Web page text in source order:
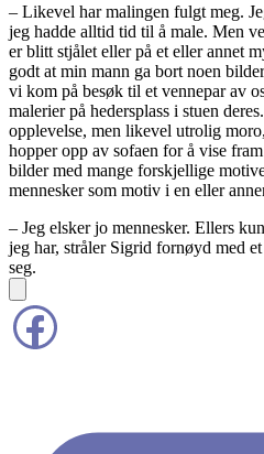
– Likevel har malingen fulgt meg.
jeg hadde alltid tid til å male. Men
er blitt stjålet eller på et eller annet
godt at min mann ga bort noen
vi kom på besøk til et vennepar av
malerier på hedersplass i stuen
opplevelse, men likevel utrolig
hopper opp av sofaen for å vise
bilder med mange forskjellige
mennesker som motiv i en eller
– Jeg elsker jo mennesker. Ellers
jeg har, stråler Sigrid fornøyd med
seg.